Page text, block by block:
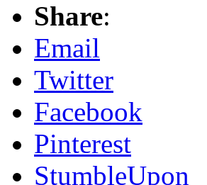
Share:
Email
Twitter
Facebook
Pinterest
StumbleUpon